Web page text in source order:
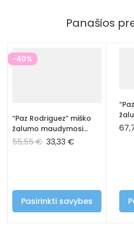
Panašios
-40%
“Paz Rodriguez” miško
žalumo maudymosi
kostiumėlis
55,55€ 33,33 €
Pasirinkti savybes